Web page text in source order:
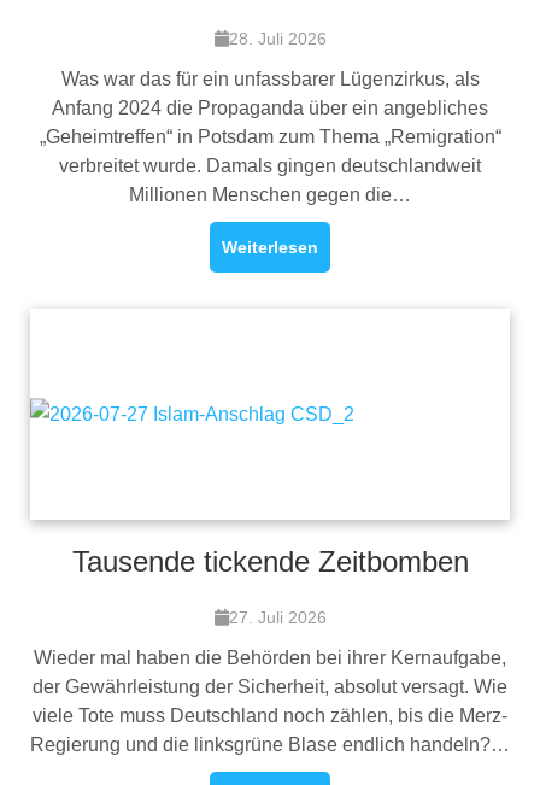
28. Juli 2026
Was war das für ein unfassbarer Lügenzirkus, als
Anfang 2024 die Propaganda über ein angebliches
„Geheimtreffen“ in Potsdam zum Thema „Remigration“
verbreitet wurde. Damals gingen deutschlandweit
Millionen Menschen gegen die…
Weiterlesen
Tausende tickende Zeitbomben
27. Juli 2026
Wieder mal haben die Behörden bei ihrer Kernaufgabe,
der Gewährleistung der Sicherheit, absolut versagt. Wie
viele Tote muss Deutschland noch zählen, bis die Merz-
Regierung und die linksgrüne Blase endlich handeln?…